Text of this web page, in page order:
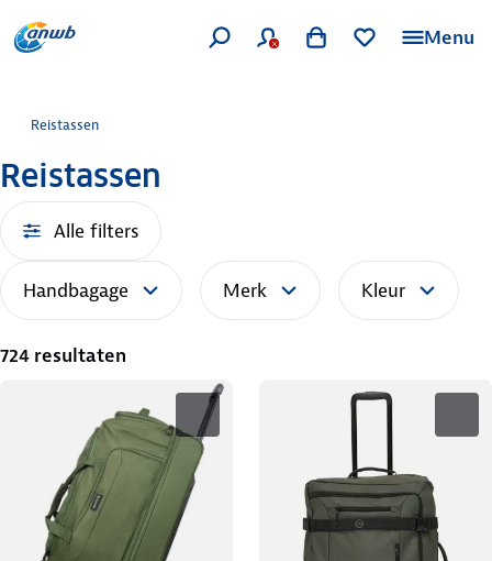
Menu
Reistassen
Reistassen
Alle filters
Handbagage Merk Kleur
724 resultaten